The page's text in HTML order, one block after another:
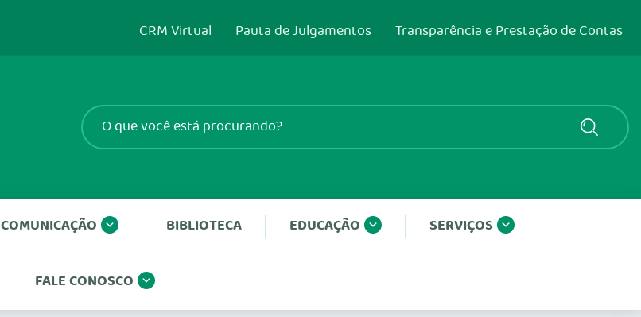
CRM Virtual Pauta de Julgamentos Transparência e Prestação de Contas
COMUNICAÇÃO BIBLIOTECA EDUCAÇÃO SERVIÇOS
FALE CONOSCO